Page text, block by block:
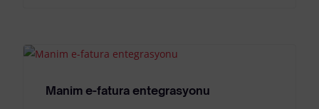
Manim e-fatura entegrasyonu